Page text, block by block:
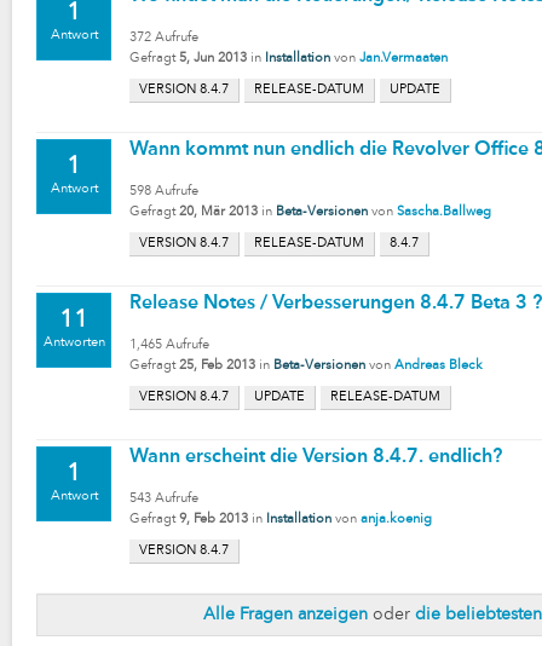
1
Antwort 372 Aufrufe
Gefragt 5, Jun 2013 in Installation von Jan.Vermaaten
VERSION 8.4.7 RELEASE-DATUM UPDATE
1
Antwort
Wann kommt nun endlich die Revolver Office
598 Aufrufe
Gefragt 20, Mär 2013 in Beta-Versionen von Sascha.Ballweg
VERSION 8.4.7 RELEASE-DATUM 8.4.7
11
Antworten
Release Notes / Verbesserungen 8.4.7 Beta 3 ?
1,465 Aufrufe
Gefragt 25, Feb 2013 in Beta-Versionen von Andreas Bleck
VERSION 8.4.7 UPDATE RELEASE-DATUM
1
Antwort
Wann erscheint die Version 8.4.7. endlich?
543 Aufrufe
Gefragt 9, Feb 2013 in Installation von anja.koenig
VERSION 8.4.7
Alle Fragen anzeigen oder die beliebtesten